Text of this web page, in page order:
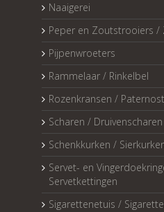
Naaigerei
Peper en Zoutstrooiers /
Pijpenwroeters
Rammelaar / Rinkelbel
Rozenkransen /
Scharen / Druivenscharen
Schenkkurken /
Servet- en
Servetkettingen
Sigarettenetuis /